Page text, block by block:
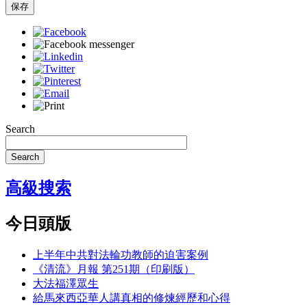
保存
Search
Search
高級搜索
今日頭版
上半年中共對法輪功教師的迫害案例
《清流》月報 第251期（印刷版）
大法福澤眾生
給馬來西亞華人講真相的修煉經歷和心得